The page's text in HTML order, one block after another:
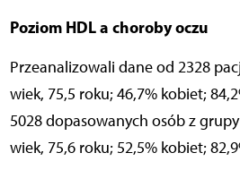
Poziom HDL a choroby oczu
Przeanalizowali dane od 2328
wiek, 75,5 roku; 46,7% kobiet;
5028 dopasowanych osób z
wiek, 75,6 roku; 52,5% kobiet;